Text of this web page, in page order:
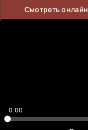
Смотреть онлайн
0:00